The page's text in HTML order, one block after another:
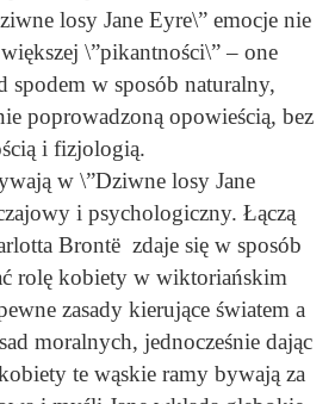
losy Jane Eyre\” emocje nie
\”pikantności\” – one
spodem w sposób naturalny,
poprowadzoną opowieścią, bez
i fizjologią.
w \”Dziwne losy Jane
i psychologiczny. Łączą
Brontë zdaje się w sposób
rolę kobiety w wiktoriańskim
zasady kierujące światem a
moralnych, jednocześnie dając
te wąskie ramy bywają za